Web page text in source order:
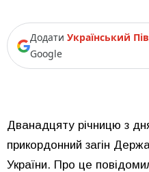
Додати Український
Google
Дванадцяту річницю з
прикордонний загін
України. Про це